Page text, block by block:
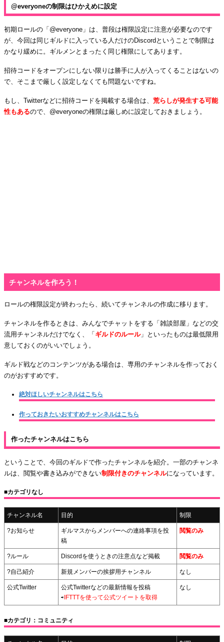
@everyoneの制限はひかえめに設定
初期ロールの「@everyone」は、普段は権限設定に注意が必要なのです
が、今回は同じギルドに入っている人だけのDiscordということで制限は
かなり緩めに。ギルメンとまったく同じ権限にしてあります。
招待コードをオープンにしない限りは勝手に人が入ってくることはないの
で、そこまで厳しく設定しなくても問題ないですね。
もし、Twitterなどに招待コードを掲載する場合は、 荒らしが発生する可能
性もあるので、@everyoneの権限は厳しめに設定しておきましょう。
チャンネルを作ろう！
ロールの権限設定が終わったら、続いてチャンネルの作成に移ります。
チャンネルを作るときは、みんなでチャットをする「雑談部屋」などの交
流用チャンネルだけでなく、「 ギルドのルール」といったものは最低限用
意しておくのがいいでしょう。
ギルド戦などのコンテンツがある場合は、専用のチャンネルを作っておく
のがおすすめです。
絶対ほしいチャンネルはこちら
作っておきたいおすすめチャンネルはこちら
作ったチャンネルはこちら
ということで、今回のギルドで作ったチャンネルを紹介。一部のチャンネ
ルは、閲覧や書き込みができない制限付きのチャンネルになっています。
■カテゴリなし
チャンネル名 目的 制限
?お知らせ
ギルマスからメンバーへの連絡事項を投
稿
閲覧のみ
?ルール Discordを使うときの注意点など掲載 閲覧のみ
?自己紹介 新規メンバーの挨拶用チャンネル なし
公式Twitter
公式Twitterなどの最新情報を投稿
⇨IFTTTを使って公式ツイートを取得
なし
■カテゴリ：コミュニティ